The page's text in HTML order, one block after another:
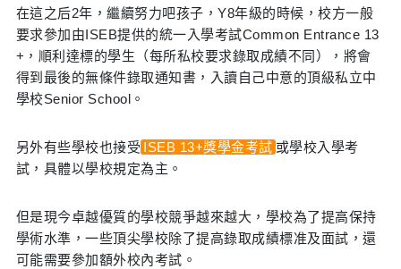
在這之后2年，繼續努力吧孩子，Y8年級的時候，校方一般
要求參加由ISEB提供的統一入學考試Common Entrance 13
+，順利達標的學生（每所私校要求錄取成績不同），將會
得到最後的無條件錄取通知書，入讀自己中意的頂級私立中
學校Senior School。
另外有些學校也接受 ISEB 13+獎學金考試 或學校入學考
試，具體以學校規定為主。
但是現今卓越優質的學校競爭越來越大，學校為了提高保持
學術水準，一些頂尖學校除了提高錄取成績標准及面試，還
可能需要參加額外校內考試。